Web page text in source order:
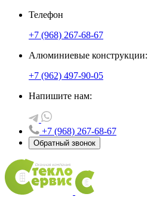
Телефон
+7 (968) 267-68-67
Алюминиевые конструкции:
+7 (962) 497-90-05
Напишите нам:
+7 (968) 267-68-67
Обратный звонок